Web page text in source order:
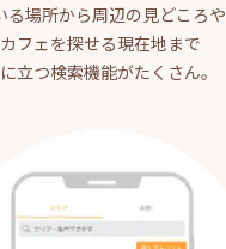
る場所から周辺の見どころや
カフェを探せる現在地まで
立つ検索機能がたくさん。